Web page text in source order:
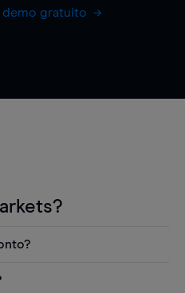
demo gratuito
i prezzi e